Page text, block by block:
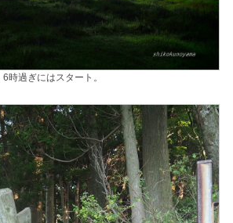
時過ぎにはスタート。